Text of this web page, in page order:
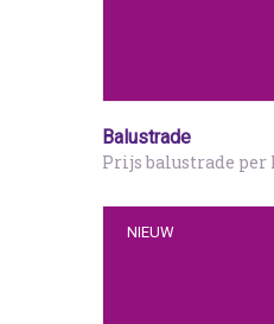
Balustrade
Prijs balustrade per
NIEUW